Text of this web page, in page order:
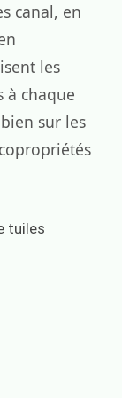
canal, en
les
à chaque
sur les
tuiles